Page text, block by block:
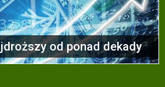
od ponad dekady